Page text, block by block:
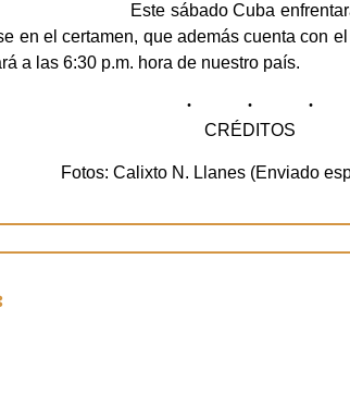
Este sábado Cuba
en el certamen, que además cuenta con
a las 6:30 p.m. hora de nuestro país.
CRÉDITOS
Fotos: Calixto N. Llanes (Enviado